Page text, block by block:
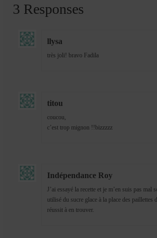
3 Responses
llysa
très joli! bravo Fadila
titou
coucou,
c’est trop mignon !!bizzzzz
Indépendance Roy
J’ai essayé la recette et je m’en suis pas mal
utilisé du sucre glace à la place des paillettes
réussit à en trouver.